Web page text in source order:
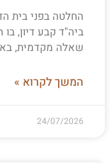
החלטה בפני בית
ביה"ד קבע דיון,
שאלה מקדמית,
המשך לקרוא »
24/07/2026